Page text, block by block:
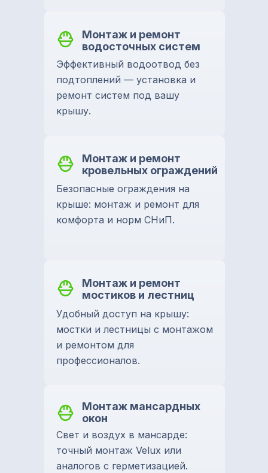
Монтаж и ремонт
водосточных систем
Эффективный водоотвод без
подтоплений — установка и
ремонт систем под вашу
крышу.
Монтаж и ремонт
кровельных ограждений
Безопасные ограждения на
крыше: монтаж и ремонт для
комфорта и норм СНиП.
Монтаж и ремонт
мостиков и лестниц
Удобный доступ на крышу:
мостки и лестницы с монтажом
и ремонтом для
профессионалов.
Монтаж мансардных
окон
Свет и воздух в мансарде:
точный монтаж Velux или
аналогов с герметизацией.